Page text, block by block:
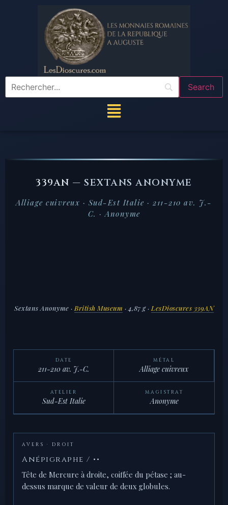
339AN —SEXTANS ANONYME
Alliage cuivreux · Sud-Est Italie · 211-210 av. J.-
C. · Anonyme
Sextans Anonyme · British Museum · 4,87 g · LesDioscures 339AN
DATE
211-210 av. J.-C.
MÉTAL
Alliage cuivreux
ATELIER
Sud-Est Italie
MAGISTRAT
Anonyme
AVERS · DROIT
Anépigraphe / ••
Tête de Mercure à droite, coiffée du pétase ; au-
dessus marque de valeur de deux globules.